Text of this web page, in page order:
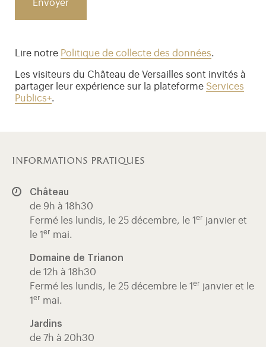
Lire notre Politique de collecte des données.
Les visiteurs du Château de Versailles sont invités à
partager leur expérience sur la plateforme Services
Publics+.
informations pratiques
Château
de 9h à 18h30
Fermé les lundis, le 25 décembre, le 1 er janvier et
le 1 er mai.
Domaine de Trianon
de 12h à 18h30
Fermé les lundis, le 25 décembre le 1 er janvier et le
1 er mai.
Jardins
de 7h à 20h30